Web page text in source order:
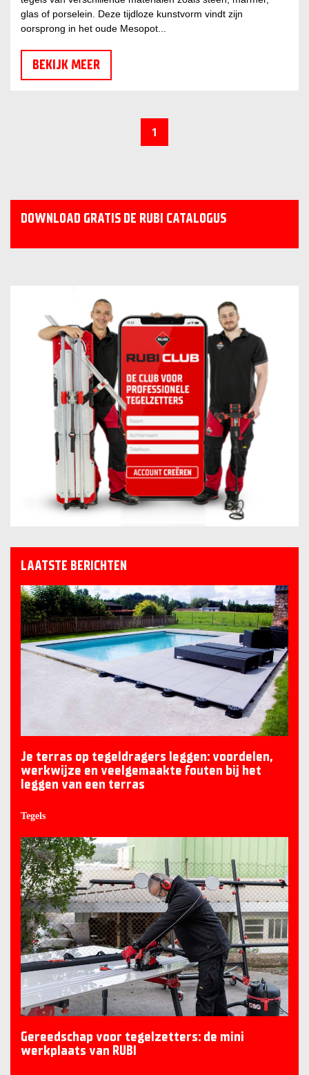
glas of porselein. Deze tijdloze kunstvorm vindt zijn
oorsprong in het oude Mesopot...
BEKIJK MEER
1
DOWNLOAD GRATIS DE RUBI CATALOGUS
LAATSTE BERICHTEN
Je terras op tegeldragers leggen: voordelen,
werkwijze en veelgemaakte fouten bij het
leggen van een terras
Tegels
Gereedschap voor tegelzetters: de mini
werkplaats van RUBI